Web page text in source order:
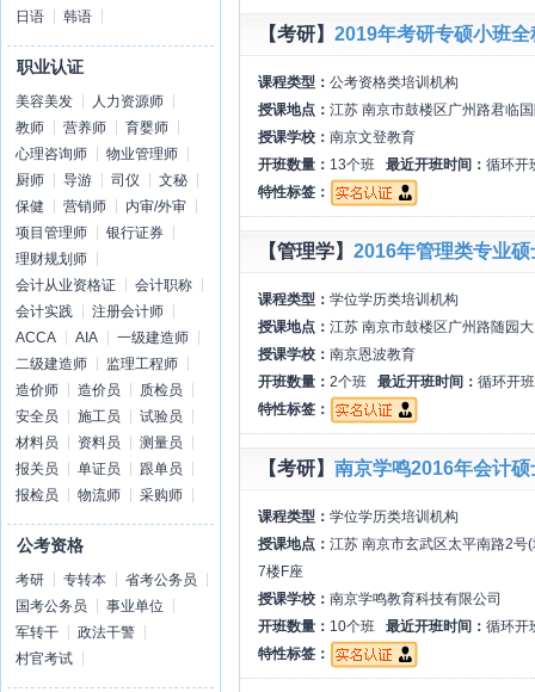
日语
韩语
职业认证
美容美发
人力资源师
教师
营养师
育婴师
心理咨询师
物业管理师
厨师
导游 司仪
文秘
保健
营销师
内审/外审
项目管理师
银行证券
理财规划师
会计从业资格证
会计职称
会计实践
注册会计师
ACCA
AIA
一级建造师
二级建造师
监理工程师
造价师
造价员
质检员
安全员
施工员
试验员
材料员
资料员
测量员
报关员
单证员
跟单员
报检员
物流师 采购师
公考资格
考研 专转本
省考公务员
国考公务员
事业单位
军转干
政法干警
村官考试
【考研】 2019年考研专硕小班
课程类型： 公考资格类培训机构
授课地点： 江苏 南京市鼓楼区广州路君临
授课学校： 南京文登教育
开班数量： 13个班 最近开班时间： 循环开
特性标签：
【管理学】 2016年管理类专业硕
课程类型： 学位学历类培训机构
授课地点： 江苏 南京市鼓楼区广州路随园
授课学校： 南京恩波教育
开班数量： 2个班 最近开班时间： 循环开班
特性标签：
【考研】 南京学鸣2016年会计
课程类型： 学位学历类培训机构
授课地点： 江苏 南京市玄武区太平南路2
7楼F座
授课学校： 南京学鸣教育科技有限公司
开班数量： 10个班 最近开班时间： 循环开
特性标签：